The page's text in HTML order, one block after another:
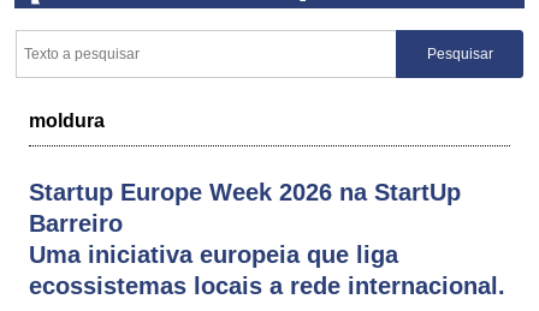
moldura
Startup Europe Week 2026 na StartUp
Barreiro
Uma iniciativa europeia que liga
ecossistemas locais a rede internacional.